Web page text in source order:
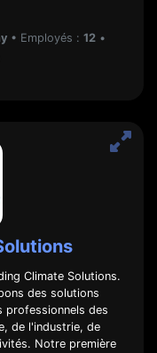
• Employés : 12 •
Climate Solutions.
des solutions
professionnels des
de l'industrie, de
Notre première